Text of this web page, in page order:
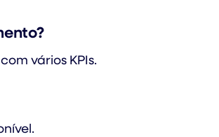
vários KPIs.